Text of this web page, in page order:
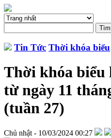
Tin Tức Thời khóa biểu
Thời khóa biểu
từ ngày 11
(tuần 27)
Chủ nhật - 10/03/2024 00:27